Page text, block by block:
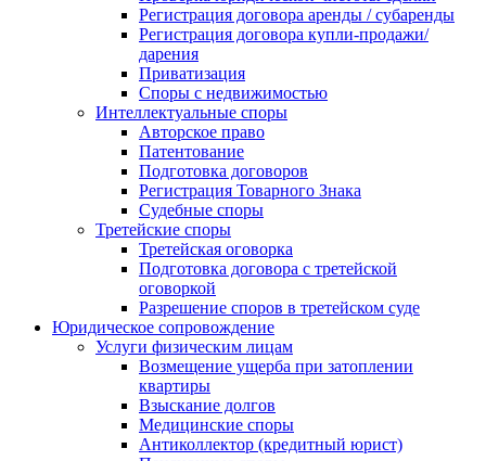
Регистрация договора аренды / субаренды
Регистрация договора купли-продажи/
дарения
Приватизация
Cпоры с недвижимостью
Интеллектуальные споры
Авторское право
Патентование
Подготовка договоров
Регистрация Товарного Знака
Судебные споры
Третейские споры
Третейская оговорка
Подготовка договора с третейской
оговоркой
Разрешение споров в третейском суде
Юридическое сопровождение
Услуги физическим лицам
Возмещение ущерба при затоплении
квартиры
Взыскание долгов
Медицинские споры
Антиколлектор (кредитный юрист)